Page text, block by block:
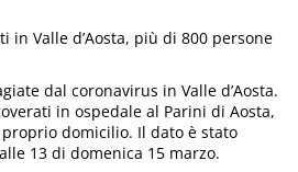
in Valle d’Aosta, più di 800 persone
dal coronavirus in Valle d’Aosta.
in ospedale al Parini di Aosta,
domicilio. Il dato è stato
13 di domenica 15 marzo.